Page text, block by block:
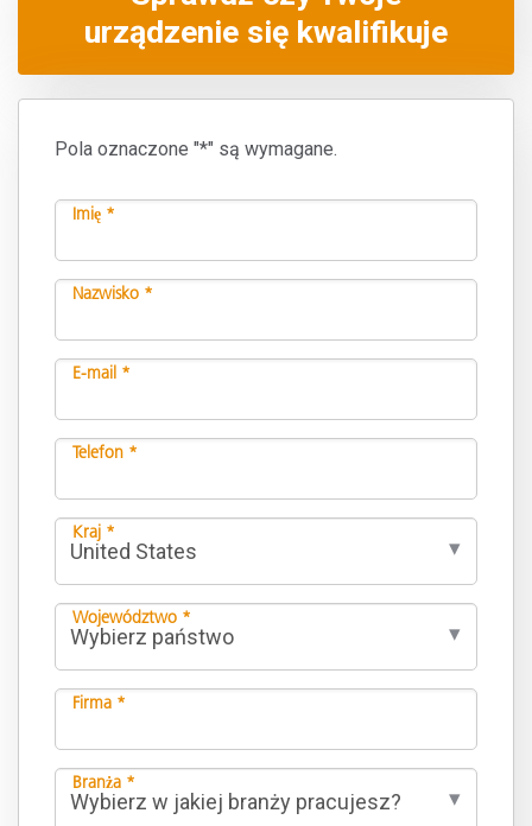
urządzenie się kwalifikuje
Pola oznaczone "*" są wymagane.
Imię *
Nazwisko *
E-mail *
Telefon *
Kraj *
Województwo *
Firma *
Branża *